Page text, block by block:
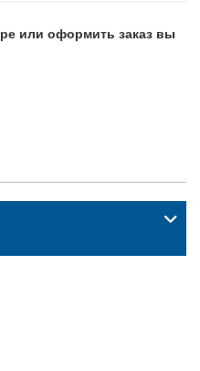
или оформить заказ вы